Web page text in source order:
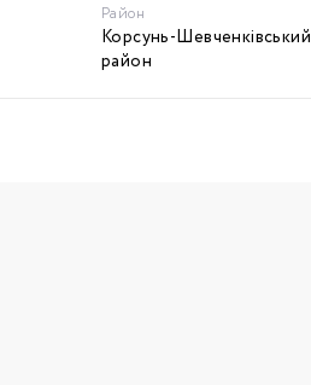
Район
Корсунь-Шевченківський
район